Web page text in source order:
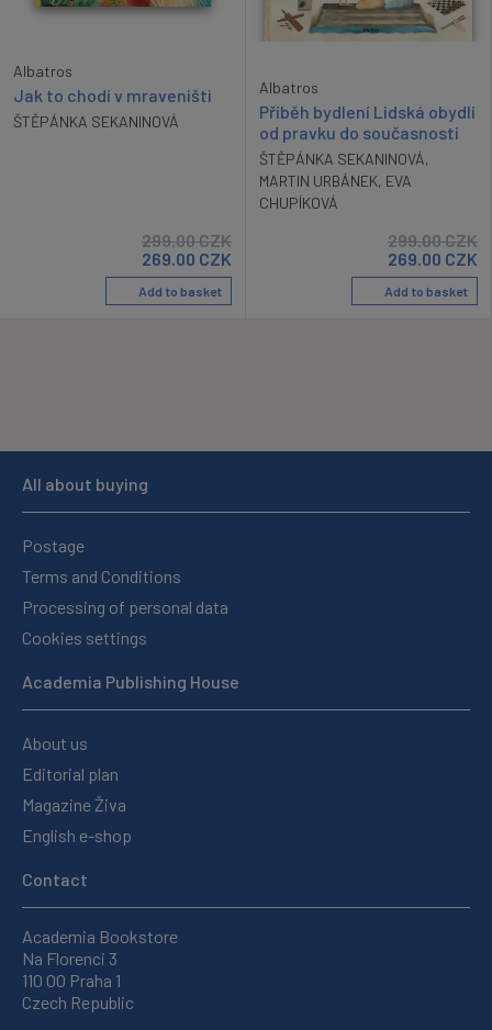
Albatros
Jak to chodí v mraveništi
ŠTĚPÁNKA SEKANINOVÁ
299.00CZK
269.00 CZK
Add to basket
Albatros
Příběh bydlení Lidská obydlí
od pravku do současnosti
ŠTĚPÁNKA SEKANINOVÁ,
MARTIN URBÁNEK, EVA
CHUPÍKOVÁ
299.00CZK
269.00 CZK
Add to basket
All about buying
Postage
Terms and Conditions
Processing of personal data
Cookies settings
Academia Publishing House
About us
Editorial plan
Magazine Živa
English e-shop
Contact
Academia Bookstore
Na Florenci 3
110 00 Praha 1
Czech Republic